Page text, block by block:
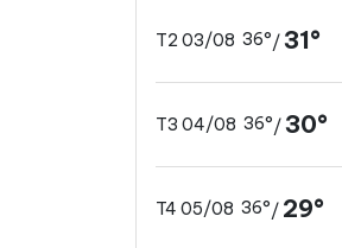
T2 03/08 36°/31°
T3 04/08 36°/30°
T4 05/08 36°/ 29°